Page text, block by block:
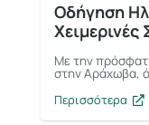
Οδήγηση
Χειμερινές
Με την
στην Αράχωβα,
Περισσότερα